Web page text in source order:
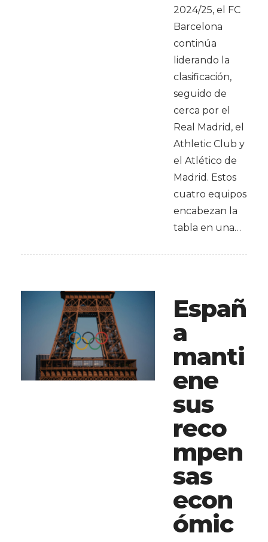
2024/25, el FC
Barcelona
continúa
liderando la
clasificación,
seguido de
cerca por el
Real Madrid, el
Athletic Club y
el Atlético de
Madrid. Estos
cuatro equipos
encabezan la
tabla en una…
Españ
a
manti
ene
sus
reco
mpen
sas
econ
ómic